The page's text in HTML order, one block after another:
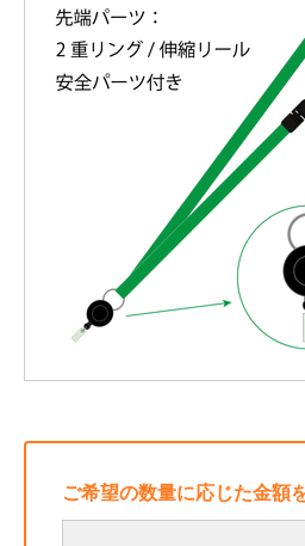
ご希望の数量に応じた金額